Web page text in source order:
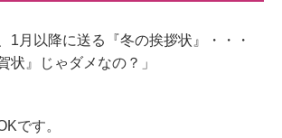
1月以降に送る『冬の挨拶状』・・・
状』じゃダメなの？」
です。